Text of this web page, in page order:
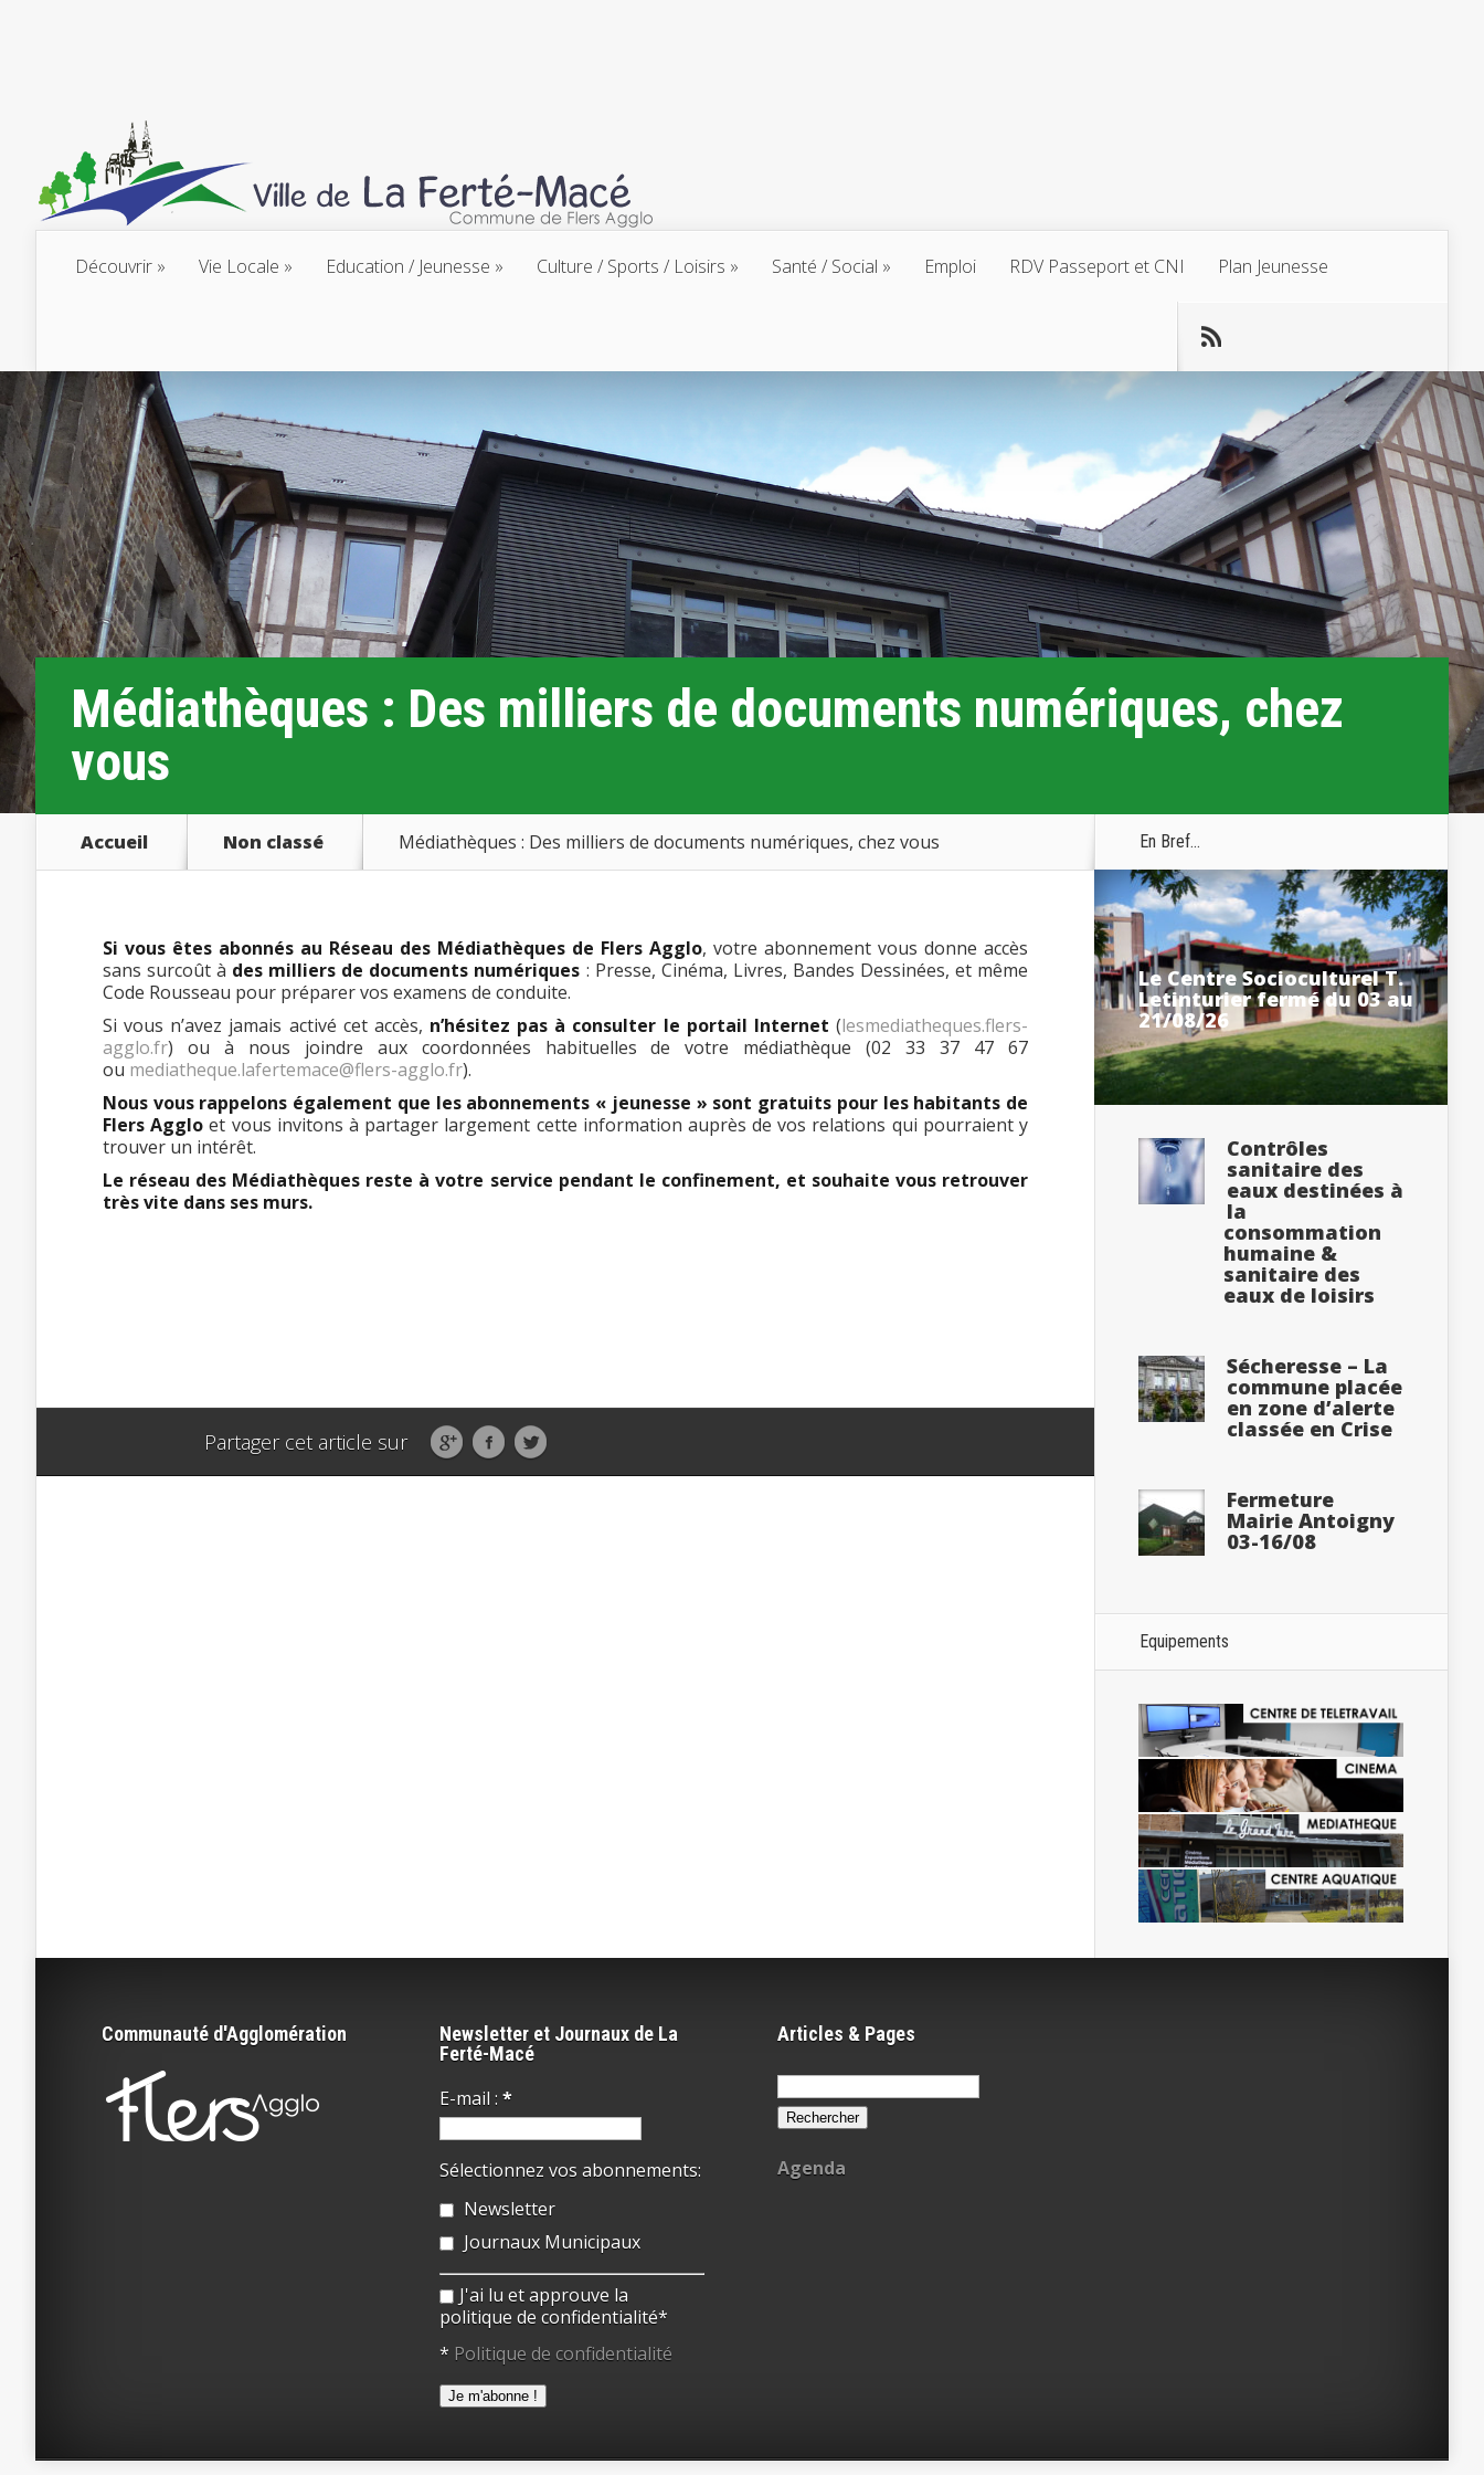
Découvrir Vie Locale Education / Jeunesse Culture / Sports / Loisirs Santé / Social Emploi RDV Passeport et CNI Plan Jeunesse
Médiathèques : Des milliers de documents numériques, chez
vous
Accueil Non classé Médiathèques : Des milliers de documents numériques, chez vous
Si vous êtes abonnés au Réseau des Médiathèques de Flers Agglo, votre abonnement vous donne accès
sans surcoût à des milliers de documents numériques : Presse, Cinéma, Livres, Bandes Dessinées, et même
Code Rousseau pour préparer vos examens de conduite.
Si vous n’avez jamais activé cet accès, n’hésitez pas à consulter le portail Internet (lesmediatheques.flers-
agglo.fr) ou à nous joindre aux coordonnées habituelles de votre médiathèque (02 33 37 47 67
ou mediatheque.lafertemace@flers-agglo.fr).
Nous vous rappelons également que les abonnements « jeunesse » sont gratuits pour les habitants de
Flers Agglo et vous invitons à partager largement cette information auprès de vos relations qui pourraient y
trouver un intérêt.
Le réseau des Médiathèques reste à votre service pendant le confinement, et souhaite vous retrouver
très vite dans ses murs.
Partager cet article sur
En Bref...
Le Centre Socioculturel T.
Letinturier fermé du 03 au
21/08/26
Contrôles
sanitaire des
eaux destinées à
la
consommation
humaine &
sanitaire des
eaux de loisirs
Sécheresse – La
commune placée
en zone d’alerte
classée en Crise
Fermeture
Mairie Antoigny
03-16/08
Equipements
Communauté d'Agglomération
Newsletter et Journaux de La
Ferté-Macé
E-mail : *
Sélectionnez vos abonnements:
Newsletter
Journaux Municipaux
J'ai lu et approuve la
politique de confidentialité*
* Politique de confidentialité
Articles & Pages
Rechercher :
Agenda